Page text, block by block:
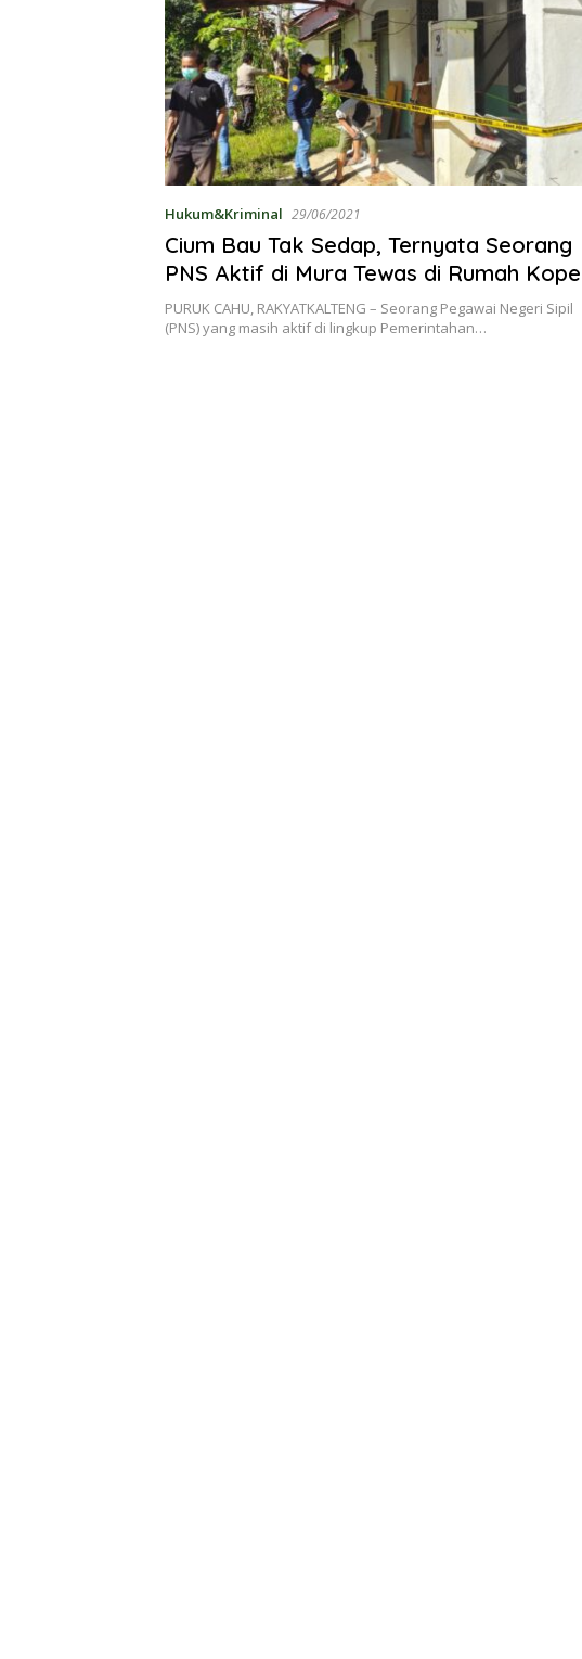
Hukum&Kriminal 29/06/2021
Cium Bau Tak Sedap, Ternyata Seorang
PNS Aktif di Mura Tewas di Rumah
PURUK CAHU, RAKYATKALTENG – Seorang Pegawai Negeri Sipil
(PNS) yang masih aktif di lingkup Pemerintahan…